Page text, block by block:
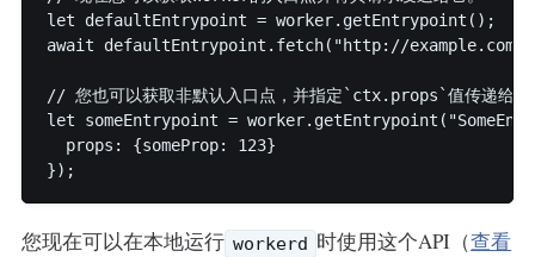
let defaultEntrypoint = worker.getEntrypoint();
await defaultEntrypoint.fetch("http://
// 您也可以获取非默认入口点，并指定`ctx.props`值传递给入
let someEntrypoint =
  props: {someProp: 123}
您现在可以在本地运行 workerd 时使用这个API（查看